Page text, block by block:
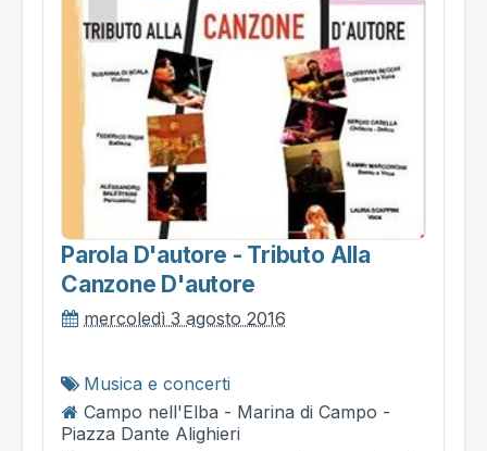
Parola D'autore - Tributo Alla
Canzone D'autore
mercoledì 3 agosto 2016
Musica e concerti
Campo nell'Elba - Marina di Campo -
Piazza Dante Alighieri